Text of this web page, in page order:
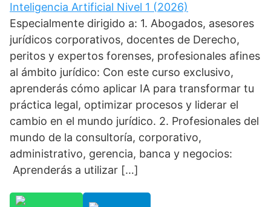
Inteligencia Artificial Nivel 1 (2026)
Especialmente dirigido a: 1. Abogados, asesores
jurídicos corporativos, docentes de Derecho,
peritos y expertos forenses, profesionales afines
al ámbito jurídico: Con este curso exclusivo,
aprenderás cómo aplicar IA para transformar tu
práctica legal, optimizar procesos y liderar el
cambio en el mundo jurídico. 2. Profesionales del
mundo de la consultoría, corporativo,
administrativo, gerencia, banca y negocios:
Aprenderás a utilizar […]